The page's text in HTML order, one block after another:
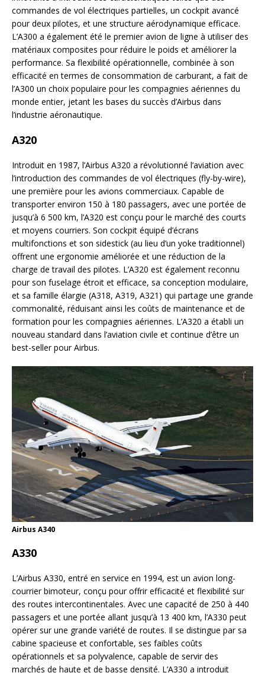
commandes de vol électriques partielles, un cockpit avancé
pour deux pilotes, et une structure aérodynamique efficace.
L’A300 a également été le premier avion de ligne à utiliser des
matériaux composites pour réduire le poids et améliorer la
performance. Sa flexibilité opérationnelle, combinée à son
efficacité en termes de consommation de carburant, a fait de
l’A300 un choix populaire pour les compagnies aériennes du
monde entier, jetant les bases du succès d’Airbus dans
l’industrie aéronautique.
A320
Introduit en 1987, l’Airbus A320 a révolutionné l’aviation avec
l’introduction des commandes de vol électriques (fly-by-wire),
une première pour les avions commerciaux. Capable de
transporter environ 150 à 180 passagers, avec une portée de
jusqu’à 6 500 km, l’A320 est conçu pour le marché des courts
et moyens courriers. Son cockpit équipé d’écrans
multifonctions et son sidestick (au lieu d’un yoke traditionnel)
offrent une ergonomie améliorée et une réduction de la
charge de travail des pilotes. L’A320 est également reconnu
pour son fuselage étroit et efficace, sa conception modulaire,
et sa famille élargie (A318, A319, A321) qui partage une grande
commonalité, réduisant ainsi les coûts de maintenance et de
formation pour les compagnies aériennes. L’A320 a établi un
nouveau standard dans l’aviation civile et continue d’être un
best-seller pour Airbus.
Airbus A340
A330
L’Airbus A330, entré en service en 1994, est un avion long-
courrier bimoteur, conçu pour offrir efficacité et flexibilité sur
des routes intercontinentales. Avec une capacité de 250 à 440
passagers et une portée allant jusqu’à 13 400 km, l’A330 peut
opérer sur une grande variété de routes. Il se distingue par sa
cabine spacieuse et confortable, ses faibles coûts
opérationnels et sa polyvalence, capable de servir des
marchés de haute et de basse densité. L’A330 a introduit